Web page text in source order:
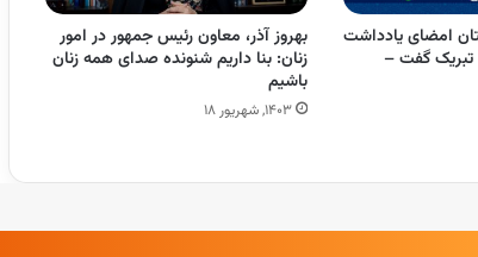
امضای یادداشت
تبریک گفت –
بهروز آذر، معاون رئیس جمهور در امور
زنان: بنا داریم شنونده صدای همه زنان
باشیم
۱۴۰۳, شهریور ۱۸